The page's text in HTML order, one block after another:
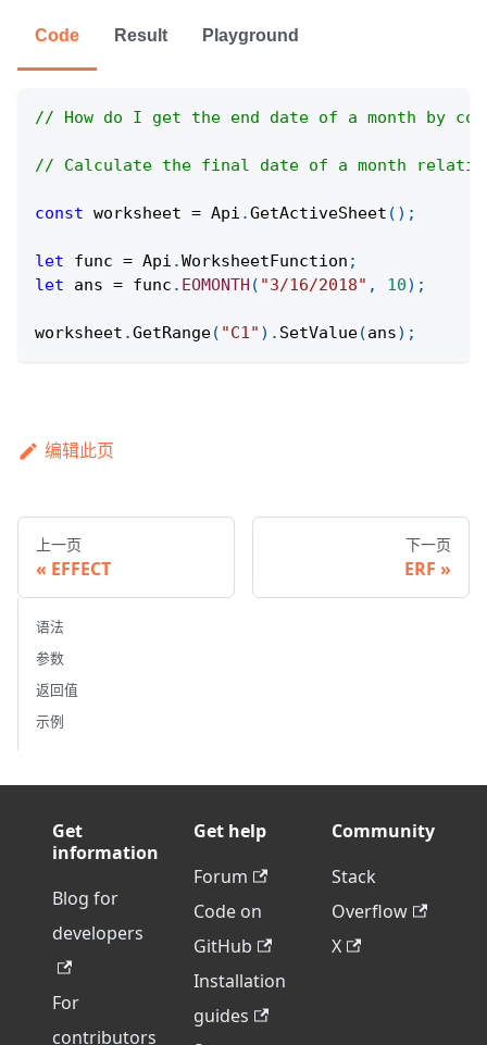
Code Result Playground
// How do I get the end date of a month by
// Calculate the final date of a month
const worksheet = Api .GetActiveSheet ( ) ;
let func = Api .WorksheetFunction ;
let ans = func . EOMONTH ( "3/16/2018" , 10) ;
worksheet .GetRange( "C1" ) . SetValue(ans) ;
编辑此页
上一页
EFFECT
下一页
ERF
语法
参数
返回值
示例
Get
information
Blog for
developers
For
contributors
Get help
Forum
Code on
GitHub
Installation
guides
Community
Stack
Overflow
X